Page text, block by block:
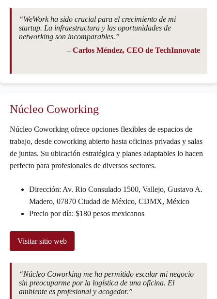
“WeWork ha sido crucial para el crecimiento de mi
startup. La infraestructura y las oportunidades de
networking son incomparables.”
– Carlos Méndez, CEO de TechInnovate
Núcleo Coworking
Núcleo Coworking ofrece opciones flexibles de espacios de
trabajo, desde coworking abierto hasta oficinas privadas y salas
de juntas. Su ubicación estratégica y planes adaptables lo hacen
perfecto para profesionales de diversos sectores.
Dirección: Av. Rio Consulado 1500, Vallejo, Gustavo A.
Madero, 07870 Ciudad de México, CDMX, México
Precio por día: $180 pesos mexicanos
Visitar sitio web
“Núcleo Coworking me ha permitido escalar mi negocio
sin preocuparme por la logística de una oficina. El
ambiente es profesional y acogedor.”